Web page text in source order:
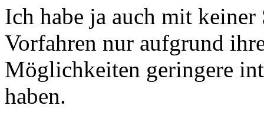
Ich habe ja auch mit keiner
Vorfahren nur aufgrund
Möglichkeiten geringere
haben.